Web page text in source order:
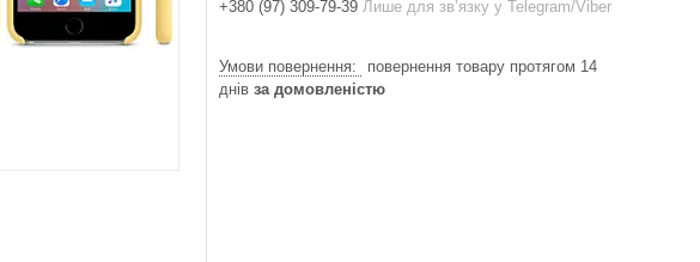
+380 (97) 309-79-39 Лише для звʼязку у Telegram/Viber
повернення товару протягом 14
днів за домовленістю